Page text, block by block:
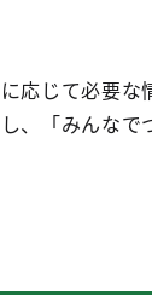
応じて必要な
、「みんなで